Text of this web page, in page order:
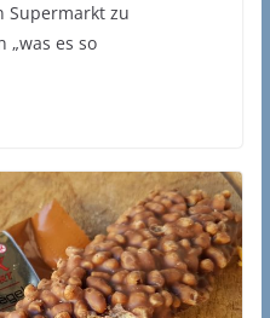
Supermarkt zu
„was es so